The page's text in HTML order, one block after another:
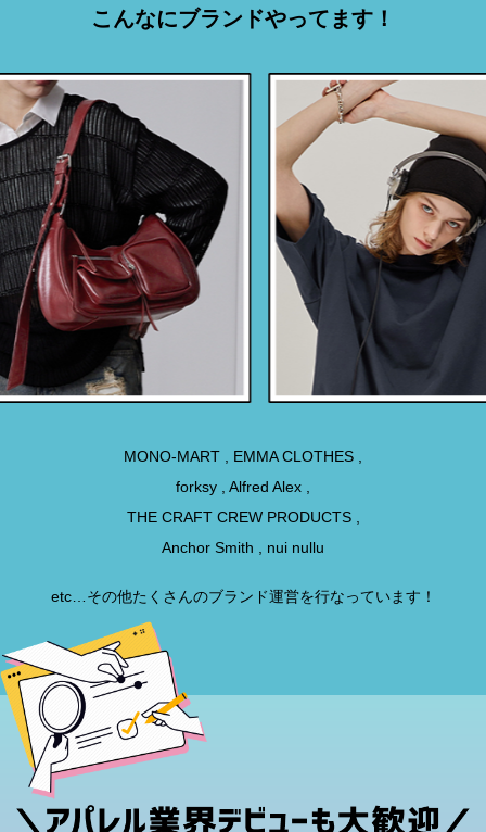
こんなにブランドやってます！
MONO-MART , EMMA CLOTHES ,
forksy , Alfred Alex ,
THE CRAFT CREW PRODUCTS ,
Anchor Smith , nui nullu
etc…その他たくさんのブランド運営を行なっています！